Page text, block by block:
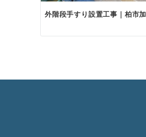
外階段手すり設置工事｜柏市